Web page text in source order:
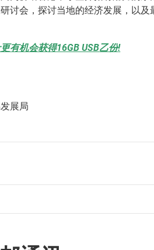
讨会，探讨当地的经济发展，以
有机会获得16GB USB乙份!
展局